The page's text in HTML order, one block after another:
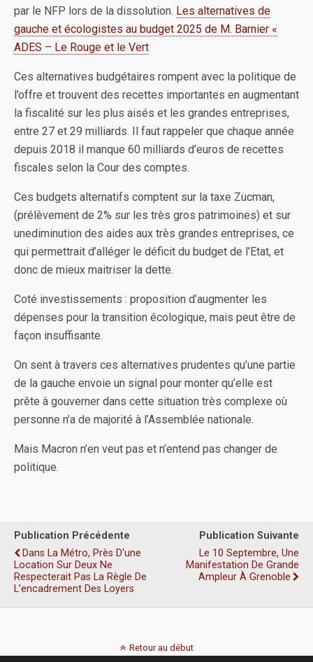
par le NFP lors de la dissolution. Les alternatives de
gauche et écologistes au budget 2025 de M. Barnier «
ADES – Le Rouge et le Vert
Ces alternatives budgétaires rompent avec la politique de
l’offre et trouvent des recettes importantes en augmentant
la fiscalité sur les plus aisés et les grandes entreprises,
entre 27 et 29 milliards. Il faut rappeler que chaque année
depuis 2018 il manque 60 milliards d’euros de recettes
fiscales selon la Cour des comptes.
Ces budgets alternatifs comptent sur la taxe Zucman,
(prélèvement de 2% sur les très gros patrimoines) et sur
unediminution des aides aux très grandes entreprises, ce
qui permettrait d’alléger le déficit du budget de l’Etat, et
donc de mieux maitriser la dette.
Coté investissements : proposition d’augmenter les
dépenses pour la transition écologique, mais peut être de
façon insuffisante.
On sent à travers ces alternatives prudentes qu’une partie
de la gauche envoie un signal pour monter qu’elle est
prête à gouverner dans cette situation très complexe où
personne n’a de majorité à l’Assemblée nationale.
Mais Macron n’en veut pas et n’entend pas changer de
politique.
Publication Précédente
Dans La Métro, Près D'une
Location Sur Deux Ne
Respecterait Pas La Règle De
L’encadrement Des Loyers
Publication Suivante
Le 10 Septembre, Une
Manifestation De Grande
Ampleur À Grenoble
Retour au début